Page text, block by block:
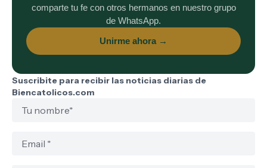
comparte tu fe con otros hermanos en nuestro grupo
de WhatsApp.
Unirme ahora →
Suscribite para recibir las noticias diarias de
Biencatolicos.com